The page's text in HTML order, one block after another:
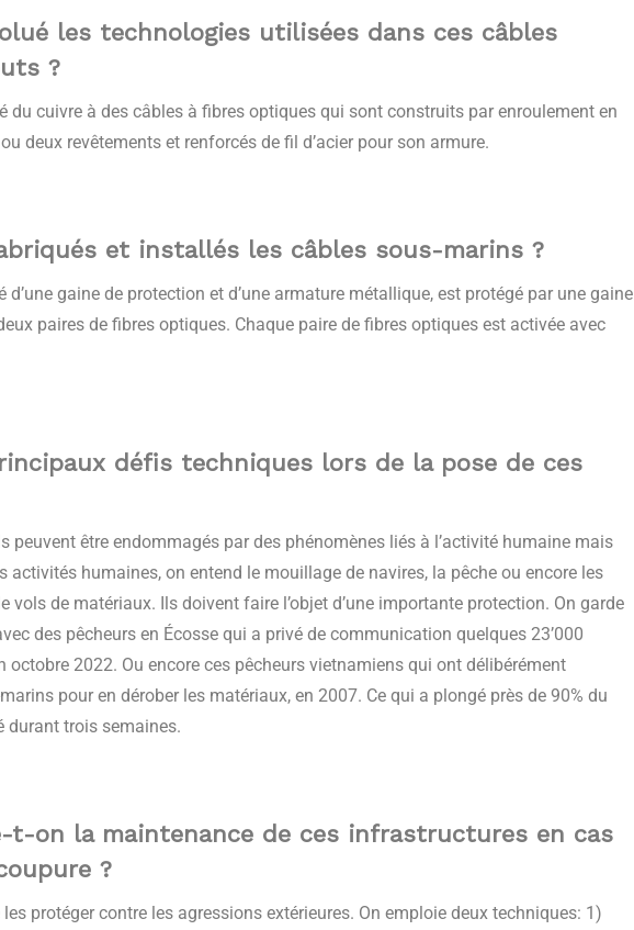
les technologies utilisées dans ces câbles
?
du cuivre à des câbles à fibres optiques qui sont construits par enroulement en
deux revêtements et renforcés de fil d’acier pour son armure.
et installés les câbles sous-marins ?
d’une gaine de protection et d’une armature métallique, est protégé par une gaine
paires de fibres optiques. Chaque paire de fibres optiques est activée avec
défis techniques lors de la pose de ces
peuvent être endommagés par des phénomènes liés à l’activité humaine mais
activités humaines, on entend le mouillage de navires, la pêche ou encore les
vols de matériaux. Ils doivent faire l’objet d’une importante protection. On garde
des pêcheurs en Écosse qui a privé de communication quelques 23’000
octobre 2022. Ou encore ces pêcheurs vietnamiens qui ont délibérément
pour en dérober les matériaux, en 2007. Ce qui a plongé près de 90% du
durant trois semaines.
t-on la maintenance de ces infrastructures en cas
?
les protéger contre les agressions extérieures. On emploie deux techniques: 1)